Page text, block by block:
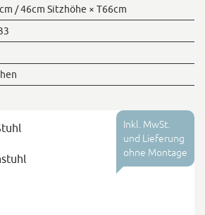
/ 46cm Sitzhöhe × T66cm
Inkl. MwSt.
und Lieferung
ohne Montage